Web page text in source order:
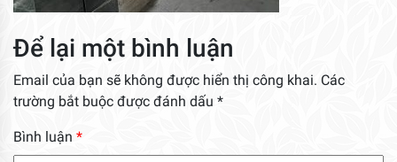
Để lại một bình luận
Email của bạn sẽ không được hiển thị công khai. Các
trường bắt buộc được đánh dấu *
Bình luận *